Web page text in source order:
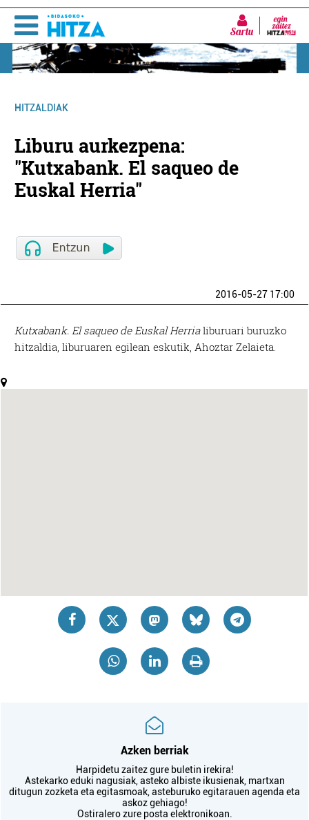
Sartu
HITZALDIAK
Liburu aurkezpena:
"Kutxabank. El saqueo de
Euskal Herria"
2016-05-27 17:00
Kutxabank. El saqueo de Euskal Herrialiburuari buruzko
hitzaldia, liburuaren egilean eskutik, Ahoztar Zelaieta.
Azken berriak
Harpidetu zaitez gure buletin irekira!
Astekarko eduki nagusiak, asteko albiste ikusienak, martxan
ditugun zozketa eta egitasmoak, asteburuko egitarauen agenda eta
askoz gehiago!
Ostiralero zure posta elektronikoan.